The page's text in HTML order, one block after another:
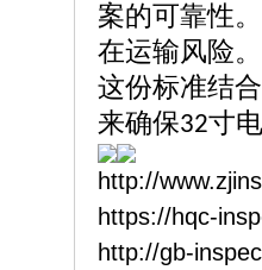
案的可靠性
在运输风险。
这份标准结
来确保32寸
http://
https://hqc-
http://gb-